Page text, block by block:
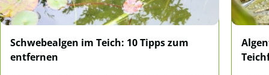
Schwebealgen im Teich: 10 Tipps zum
entfernen